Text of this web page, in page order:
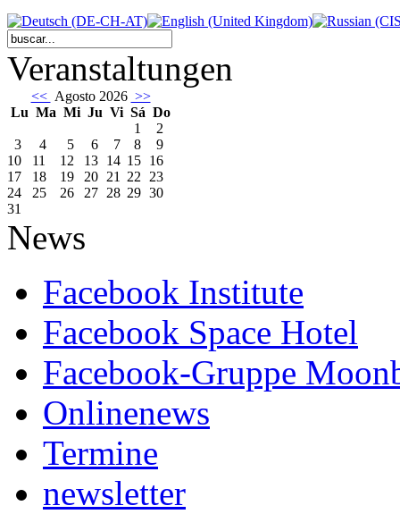
Veranstaltungen
<< Agosto 2026 >>
Lu Ma Mi Ju Vi Sá Do
1
2
3
4 5 6 7 8
9
10
11 12 13 14 15 16
17
18 19 20 21 22 23
24
25 26 27 28 29 30
31
News
Facebook Institute
Facebook Space Hotel
Facebook-Gruppe
Onlinenews
Termine
newsletter